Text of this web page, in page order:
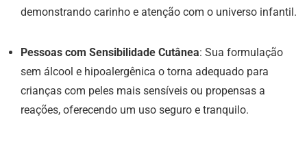
demonstrando carinho e atenção com o universo infantil.
Pessoas com Sensibilidade Cutânea: Sua formulação
sem álcool e hipoalergênica o torna adequado para
crianças com peles mais sensíveis ou propensas a
reações, oferecendo um uso seguro e tranquilo.